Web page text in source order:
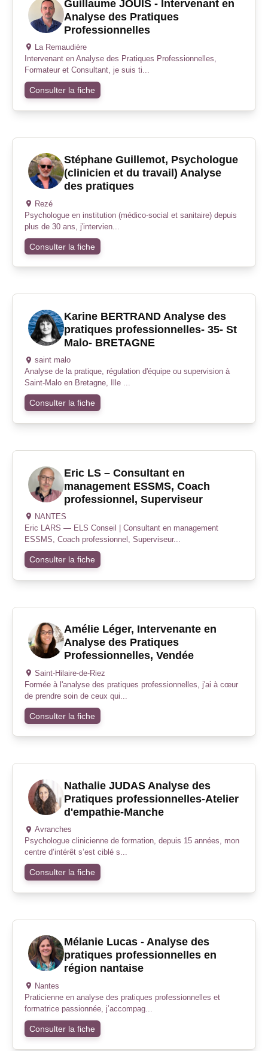
Guillaume JOUIS - Intervenant en
Analyse des Pratiques
Professionnelles
La Remaudière
Intervenant en Analyse des Pratiques Professionnelles,
Formateur et Consultant, je suis ti...
Consulter la fiche
Stéphane Guillemot, Psychologue
(clinicien et du travail) Analyse
des pratiques
Rezé
Psychologue en institution (médico-social et sanitaire) depuis
plus de 30 ans, j'intervien...
Consulter la fiche
Karine BERTRAND Analyse des
pratiques professionnelles- 35- St
Malo- BRETAGNE
saint malo
Analyse de la pratique, régulation d'équipe ou supervision à
Saint-Malo en Bretagne, Ille ...
Consulter la fiche
Eric LS – Consultant en
management ESSMS, Coach
professionnel, Superviseur
NANTES
Eric LARS — ELS Conseil | Consultant en management
ESSMS, Coach professionnel, Superviseur...
Consulter la fiche
Amélie Léger, Intervenante en
Analyse des Pratiques
Professionnelles, Vendée
Saint-Hilaire-de-Riez
Formée à l'analyse des pratiques professionnelles, j'ai à cœur
de prendre soin de ceux qui...
Consulter la fiche
Nathalie JUDAS Analyse des
Pratiques professionnelles-Atelier
d'empathie-Manche
Avranches
Psychologue clinicienne de formation, depuis 15 années, mon
centre d’intérêt s’est ciblé s...
Consulter la fiche
Mélanie Lucas - Analyse des
pratiques professionnelles en
région nantaise
Nantes
Praticienne en analyse des pratiques professionnelles et
formatrice passionnée, j’accompag...
Consulter la fiche